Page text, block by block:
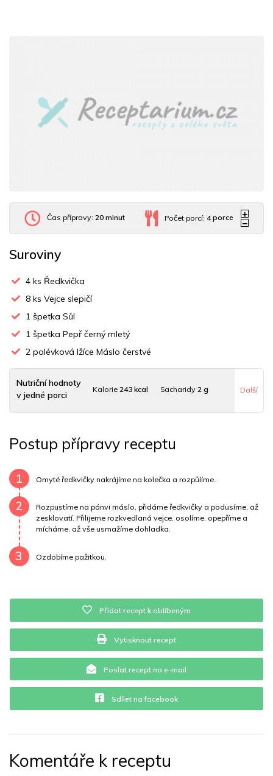
Čas přípravy:20 minut Počet porcí:4 porce
Suroviny
4 ks Ředkvička
8 ks Vejce slepičí
1 špetka Sůl
1 špetka Pepř černý mletý
2 polévková lžíce Máslo čerstvé
Nutriční hodnoty
v jedné porci
Kalorie243 kcal Sacharidy 2 g
Uhlovodany2 g Cholesterol502.7 mg
Draslík 214.6 mg Vláknina 839.8 mg
Vitamín B6 0.2 mg
Vitamín B12 0 mg Vitamín C3.7 mg
Vitamín E1.1 mg Vápník
Další
Postup přípravy receptu
1 Omyté ředkvičky nakrájíme na kolečka a rozpůlíme.
2
Rozpustíme na pánvi máslo, přidáme ředkvičky a podusíme, až
zesklovatí. Přilijeme rozkvedlaná vejce, osolíme, opepříme a
mícháme, až vše usmažíme dohladka.
3 Ozdobíme pažitkou.
Přidat recept k oblíbeným
Vytisknout recept
Poslat recept na e-mail
Sdílet na facebook
Komentáře k receptu